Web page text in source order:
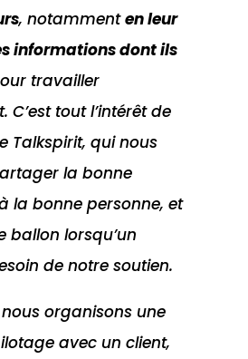
, notammenten leur
informations dont ils
travailler
C’est tout l’intérêt de
Talkspirit, qui nous
la bonne
la bonne personne, et
ballon lorsqu’un
de notre soutien.
organisons une
avec un client,